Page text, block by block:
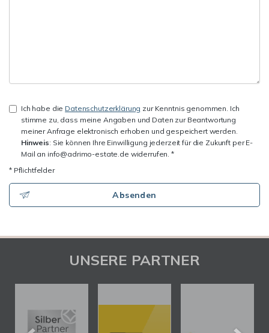
Ich habe die Datenschutzerklärung zur Kenntnis genommen. Ich
stimme zu, dass meine Angaben und Daten zur Beantwortung
meiner Anfrage elektronisch erhoben und gespeichert werden.
Hinweis: Sie können Ihre Einwilligung jederzeit für die Zukunft per E-
Mail an info@adrimo-estate.de widerrufen. *
* Pflichtfelder
Absenden
UNSERE PARTNER